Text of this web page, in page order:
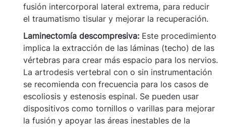
fusión intercorporal lateral extrema, para reducir
el traumatismo tisular y mejorar la recuperación.
Laminectomía descompresiva: Este procedimiento
implica la extracción de las láminas (techo) de las
vértebras para crear más espacio para los nervios.
La artrodesis vertebral con o sin instrumentación
se recomienda con frecuencia para los casos de
escoliosis y estenosis espinal. Se pueden usar
dispositivos como tornillos o varillas para mejorar
la fusión y apoyar las áreas inestables de la